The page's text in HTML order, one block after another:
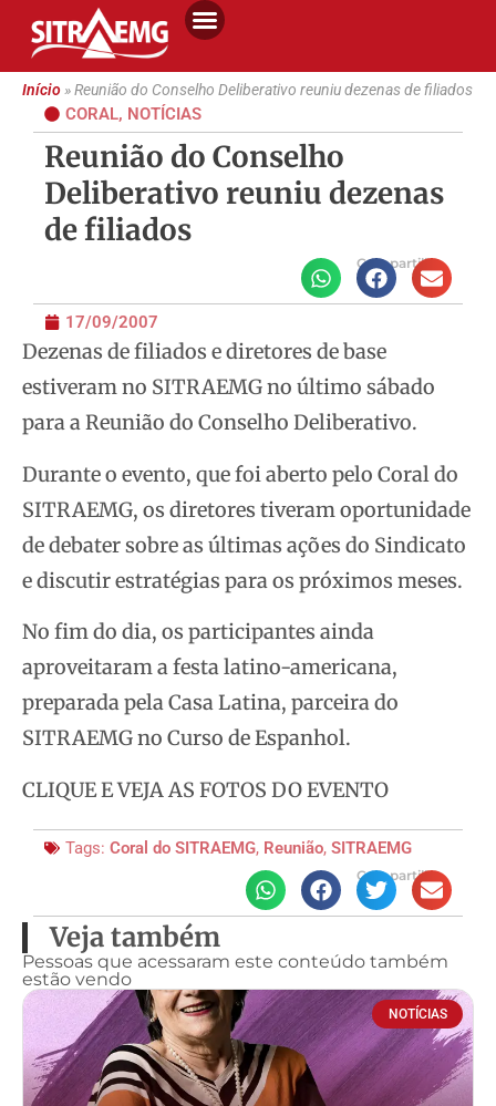
Início»Reunião do Conselho Deliberativo reuniu dezenas de filiados
CORAL, NOTÍCIAS
Reunião do Conselho
Deliberativo reuniu dezenas
de filiados
Compartilhe
17/09/2007
Dezenas de filiados e diretores de base
estiveram no SITRAEMG no último sábado
para a Reunião do Conselho Deliberativo.
Durante o evento, que foi aberto pelo Coral do
SITRAEMG, os diretores tiveram oportunidade
de debater sobre as últimas ações do Sindicato
e discutir estratégias para os próximos meses.
No fim do dia, os participantes ainda
aproveitaram a festa latino-americana,
preparada pela Casa Latina, parceira do
SITRAEMG no Curso de Espanhol.
CLIQUE E VEJA AS FOTOS DO EVENTO
Tags: Coral do SITRAEMG, Reunião, SITRAEMG
Compartilhe
Veja também
Pessoas que acessaram este conteúdo também
estão vendo
NOTÍCIAS